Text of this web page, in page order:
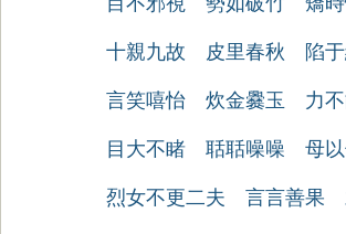
十親九故 皮里春秋 陷
言笑嘻怡 炊金爨玉 力
目大不睹 聒聒噪噪 母
烈女不更二夫 言言善果